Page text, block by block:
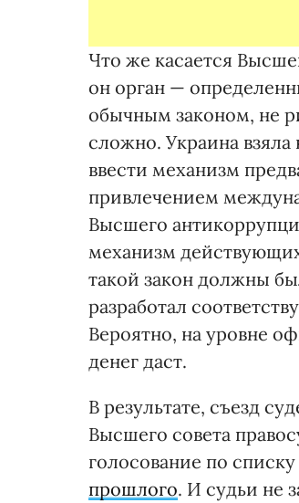
Что же касается
он орган —
обычным законом, не
сложно. Украина
ввести механизм
привлечением
Высшего
механизм
такой закон должны
разработал
Вероятно, на уровне
денег даст.
В результате, съезд
Высшего совета
голосование по
прошлого. И судьи не